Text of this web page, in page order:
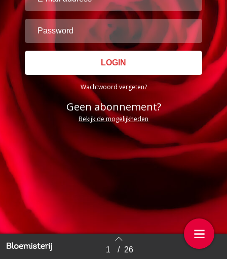
Wachtwoord vergeten?
Geen abonnement?
Bekijk de mogelijkheden
Back to index 1 / 26